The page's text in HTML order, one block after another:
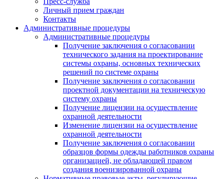
Личный прием граждан
Контакты
Административные процедуры
Административные процедуры
Получение заключения о согласовании
технического задания на проектирование
системы охраны, основных технических
решений по системе охраны
Получение заключения о согласовании
проектной документации на техническую
систему охраны
Получение лицензии на осуществление
охранной деятельности
Изменение лицензии на осуществление
охранной деятельности
Получение заключения о согласовании
образцов формы одежды работников охраны
организацией, не обладающей правом
создания военизированной охраны